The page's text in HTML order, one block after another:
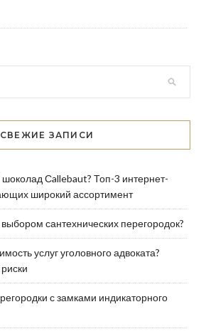
СВЕЖИЕ ЗАПИСИ
Сallebaut? Топ-3 интернет-
широкий ассортимент
сантехнических перегородок?
услуг уголовного адвоката?
с замками индикаторного